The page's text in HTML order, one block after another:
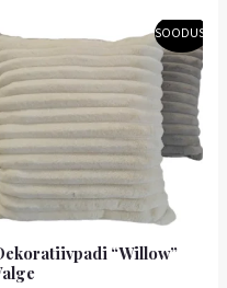
SOODUS!
“Willow”
oli:
13,20 €.
hind
on:
11,88 €.